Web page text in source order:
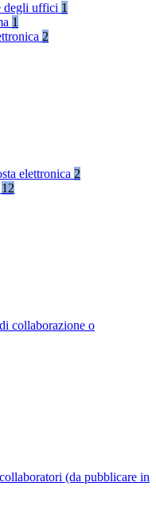
degli uffici 1
1
2
elettronica 2
12
collaborazione o
(da pubblicare in